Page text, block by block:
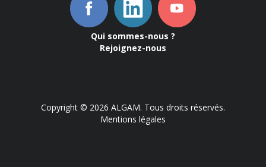
Qui sommes-nous ?
Rejoignez-nous
Copyright © 2026 ALGAM. Tous droits réservés.
Mentions légales